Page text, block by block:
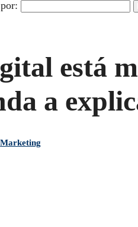
está
a
Marketing